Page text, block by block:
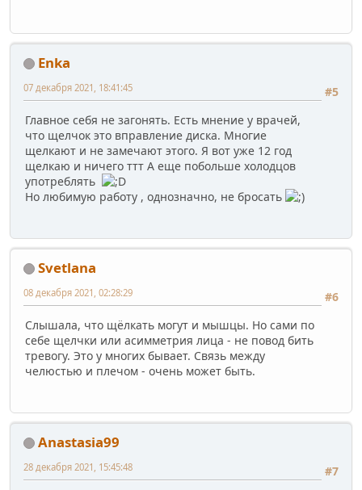
Enka
#5
07 декабря 2021, 18:41:45
Главное себя не загонять. Есть мнение у врачей,
что щелчок это вправление диска. Многие
щелкают и не замечают этого. Я вот уже 12 год
щелкаю и ничего ттт А еще побольше холодцов
употреблять
Но любимую работу , однозначно, не бросать
Svetlana
#6
08 декабря 2021, 02:28:29
Слышала, что щёлкать могут и мышцы. Но сами по
себе щелчки или асимметрия лица - не повод бить
тревогу. Это у многих бывает. Связь между
челюстью и плечом - очень может быть.
Anastasia99
#7
28 декабря 2021, 15:45:48